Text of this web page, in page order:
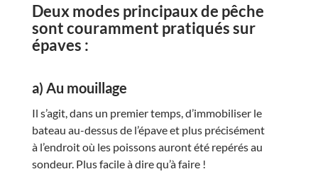
Deux modes principaux de pêche
sont couramment pratiqués sur
épaves :
a) Au mouillage
Il s’agit, dans un premier temps, d’immobiliser le
bateau au-dessus de l’épave et plus précisément
à l’endroit où les poissons auront été repérés au
sondeur. Plus facile à dire qu’à faire !